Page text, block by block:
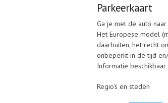
Parkeerkaart
Ga je met de auto
Het Europese model
daarbuiten, het recht
onbeperkt in de tijd
Informatie
Regio's en steden